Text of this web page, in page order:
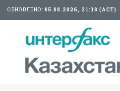
ОБНОВЛЕНО: 05.08.2026, 21:18 (АСТ)